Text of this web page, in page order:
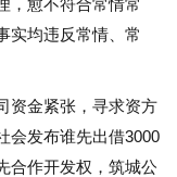
，愈不符合常情常
实均违反常情、常
资金紧张，寻求资方
会发布谁先出借3000
合作开发权，筑城公